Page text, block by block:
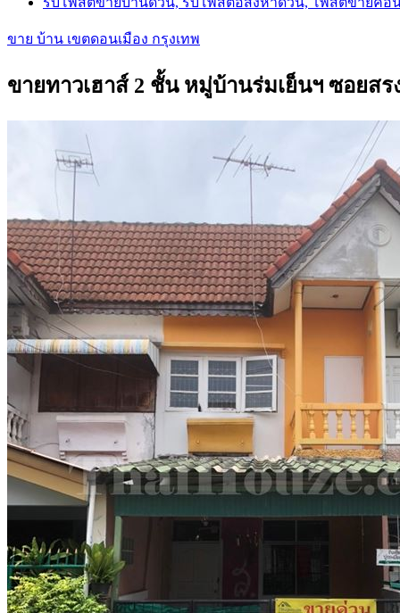
ขาย บ้าน เขตดอนเมือง กรุงเทพ
ขายทาวเฮาส์ 2 ชั้น หมู่บ้านร่มเย็นฯ ซอยสร